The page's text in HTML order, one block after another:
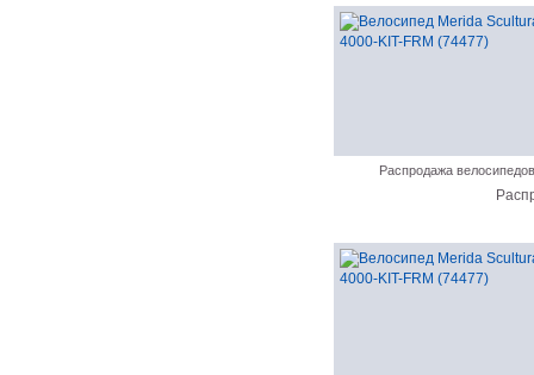
Распродажа велосипедов